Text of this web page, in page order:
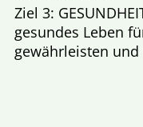
Ziel 3:
gesun­des Leben
gewähr­leis­ten